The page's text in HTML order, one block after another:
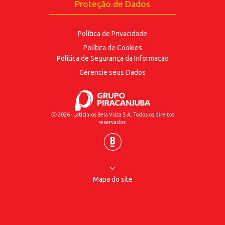
Proteção de Dados
Política de Privacidade
Política de Cookies
Política de Segurança da Informação
Gerencie seus Dados
Ⓒ 2026 - Laticinios Bela Vista S.A. Todos os direitos
reservados.
Mapa do site